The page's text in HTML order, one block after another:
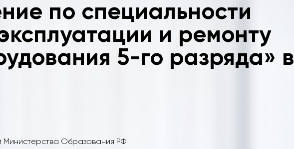
по специальности
и ремонту
5-го разряда» в
Министерства Образования РФ